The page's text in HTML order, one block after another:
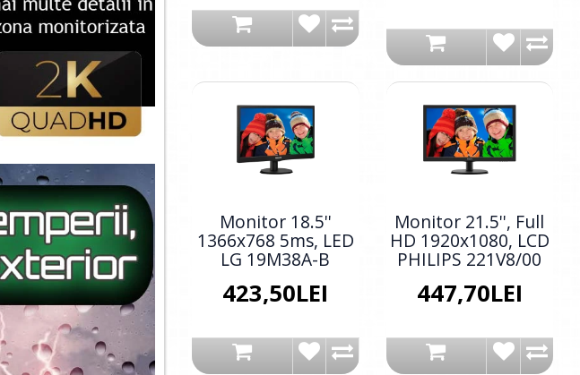
Monitor 18.5''
1366x768 5ms, LED
LG 19M38A-B
423,50LEI
Monitor 21.5'', Full
HD 1920x1080, LCD
PHILIPS 221V8/00
447,70LEI